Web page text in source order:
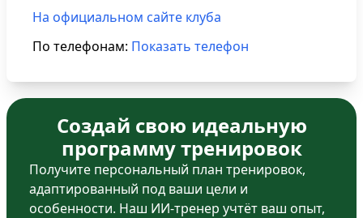
На официальном сайте клуба
По телефонам: Показать телефон
Создай свою идеальную
программу тренировок
Получите персональный план тренировок,
адаптированный под ваши цели и
особенности. Наш ИИ-тренер учтёт ваш опыт,